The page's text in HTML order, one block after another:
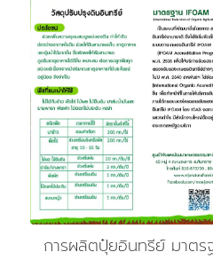
การผลิตปุ๋ยอินทรีย์ มาตร